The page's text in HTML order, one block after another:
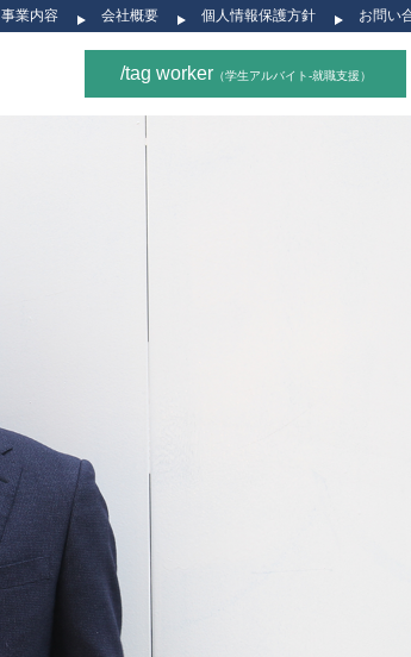
事業内容 会社概要 個人情報保護方針 お問い
/tag worker（学生アルバイト-就職支援）